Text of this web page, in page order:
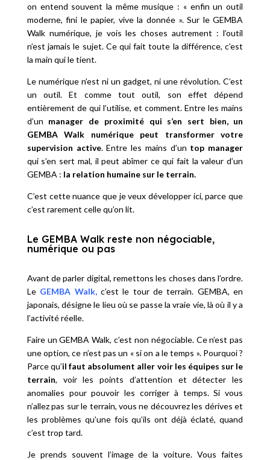
on entend souvent la même musique : « enfin un outil
moderne, fini le papier, vive la donnée ». Sur le GEMBA
Walk numérique, je vois les choses autrement : l’outil
n’est jamais le sujet. Ce qui fait toute la différence, c’est
la main qui le tient.
Le numérique n’est ni un gadget, ni une révolution. C’est
un outil. Et comme tout outil, son effet dépend
entièrement de qui l’utilise, et comment. Entre les mains
d’un manager de proximité qui s’en sert bien, un
GEMBA Walk numérique peut transformer votre
supervision active. Entre les mains d’un top manager
qui s’en sert mal, il peut abîmer ce qui fait la valeur d’un
GEMBA : la relation humaine sur le terrain.
C’est cette nuance que je veux développer ici, parce que
c’est rarement celle qu’on lit.
Le GEMBA Walk reste non négociable,
numérique ou pas
Avant de parler digital, remettons les choses dans l’ordre.
Le GEMBA Walk,c’est le tour de terrain. GEMBA, en
japonais, désigne le lieu où se passe la vraie vie, là où il y a
l’activité réelle.
Faire un GEMBA Walk, c’est non négociable. Ce n’est pas
une option, ce n’est pas un « si on a le temps ». Pourquoi ?
Parce qu’il faut absolument aller voir les équipes sur le
terrain, voir les points d’attention et détecter les
anomalies pour pouvoir les corriger à temps. Si vous
n’allez pas sur le terrain, vous ne découvrez les dérives et
les problèmes qu’une fois qu’ils ont déjà éclaté, quand
c’est trop tard.
Je prends souvent l’image de la voiture. Vous faites